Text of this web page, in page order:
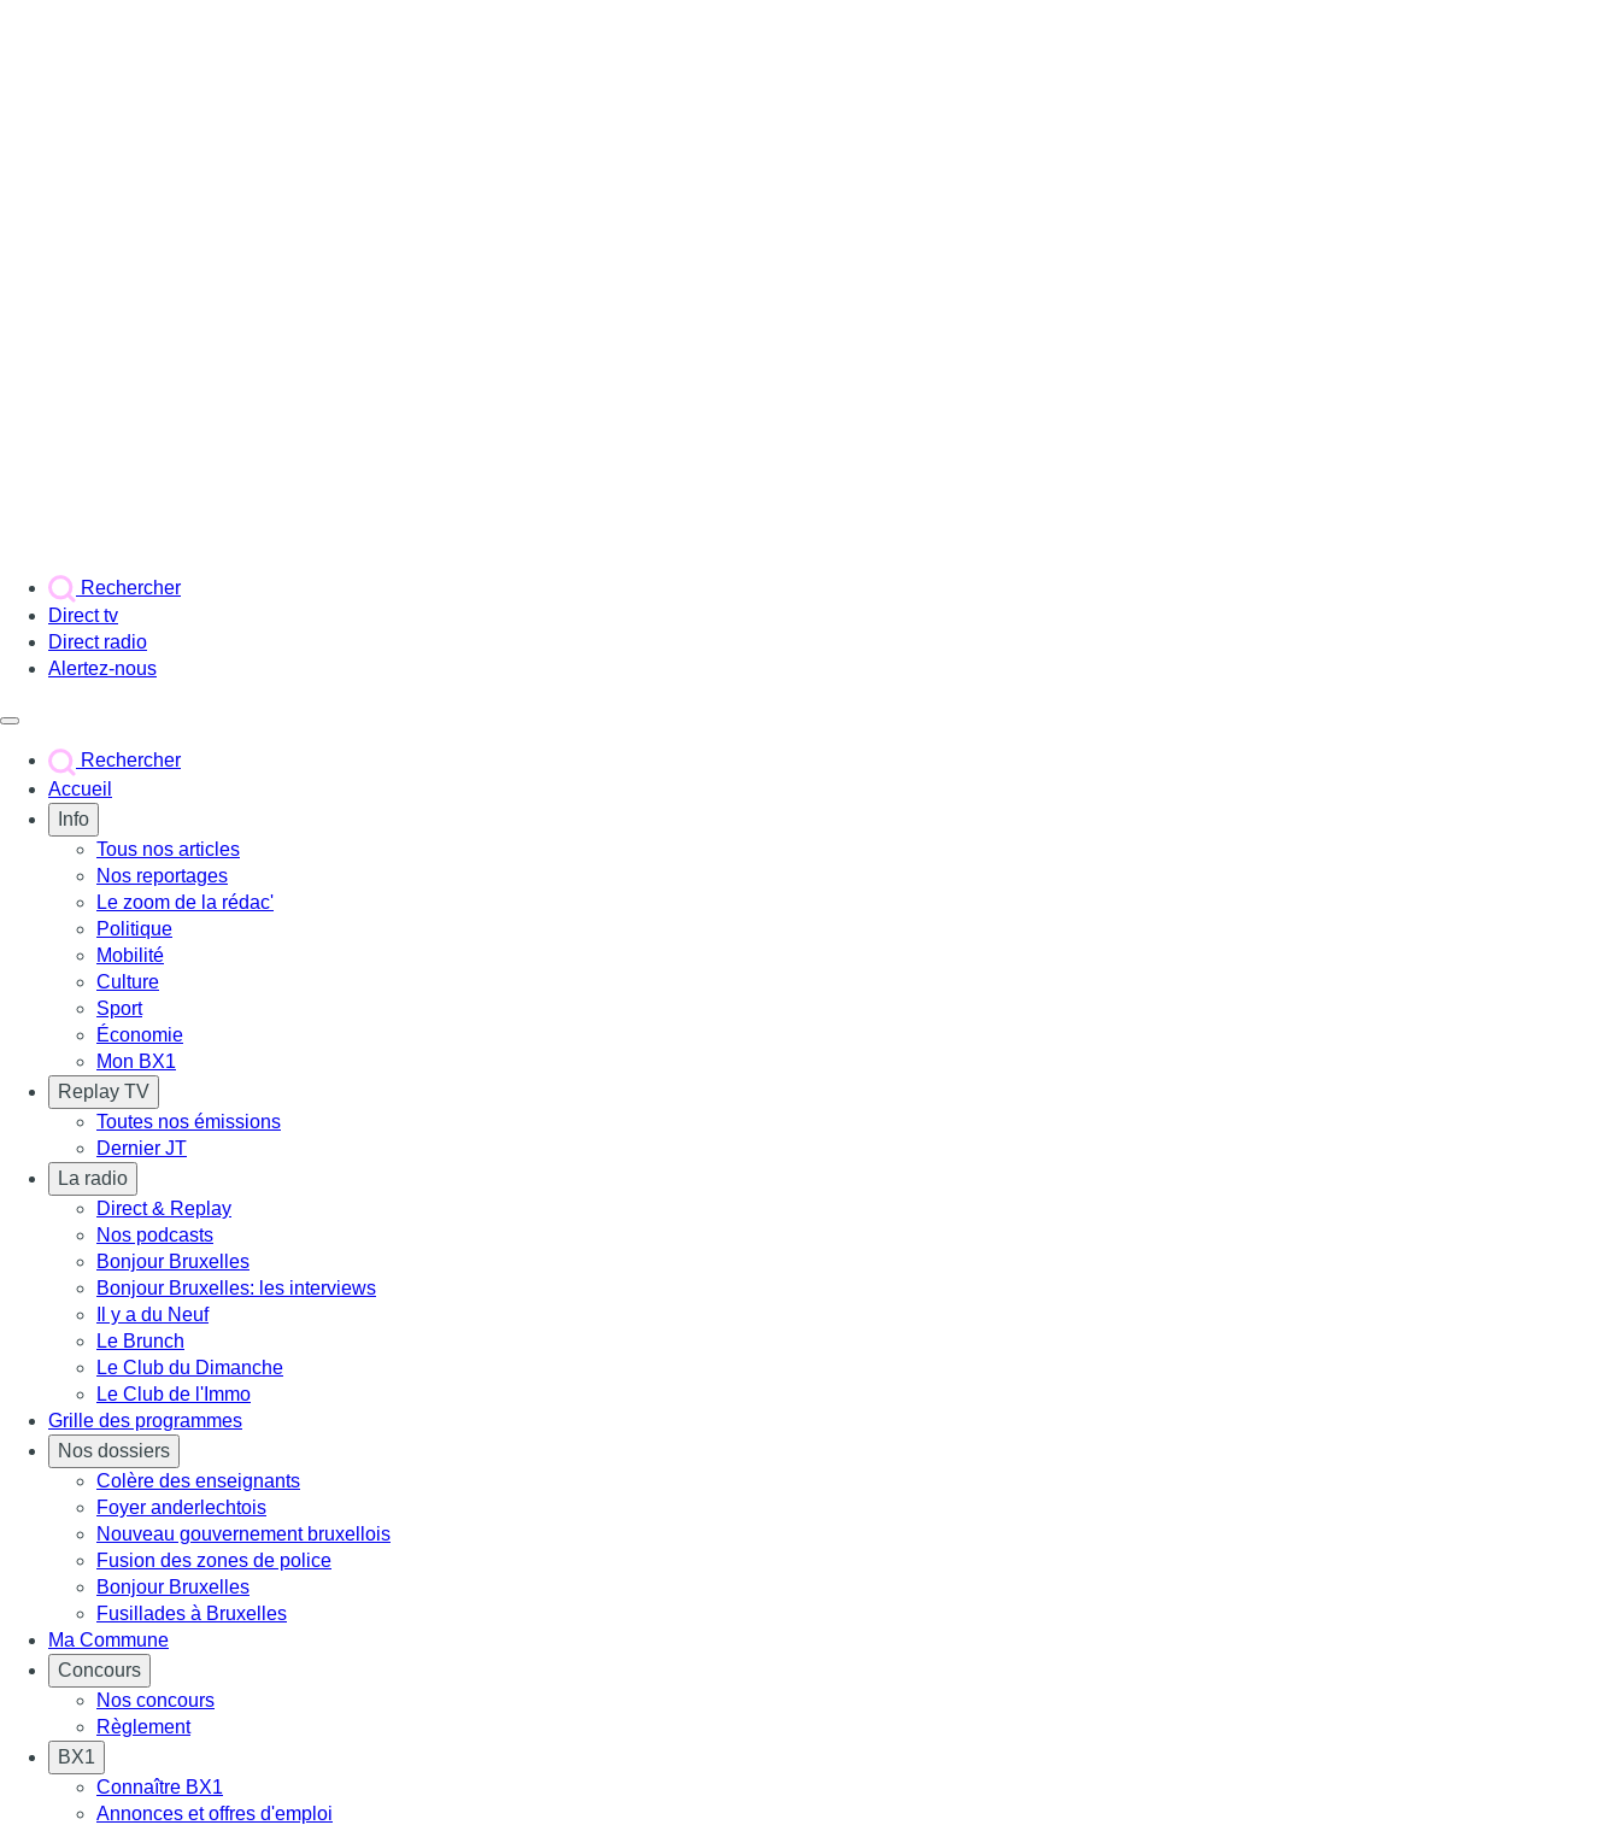
Rechercher
Direct tv
Direct radio
Alertez-nous
Rechercher
Accueil
Info
Tous nos articles
Nos reportages
Le zoom de la rédac'
Politique
Mobilité
Culture
Sport
Économie
Mon BX1
Replay TV
Toutes nos émissions
Dernier JT
La radio
Direct & Replay
Nos podcasts
Bonjour Bruxelles
Bonjour Bruxelles: les interviews
Il y a du Neuf
Le Brunch
Le Club du Dimanche
Le Club de l'Immo
Grille des programmes
Nos dossiers
Colère des enseignants
Foyer anderlechtois
Nouveau gouvernement bruxellois
Fusion des zones de police
Bonjour Bruxelles
Fusillades à Bruxelles
Ma Commune
Concours
Nos concours
Règlement
BX1
Connaître BX1
Annonces et offres d'emploi